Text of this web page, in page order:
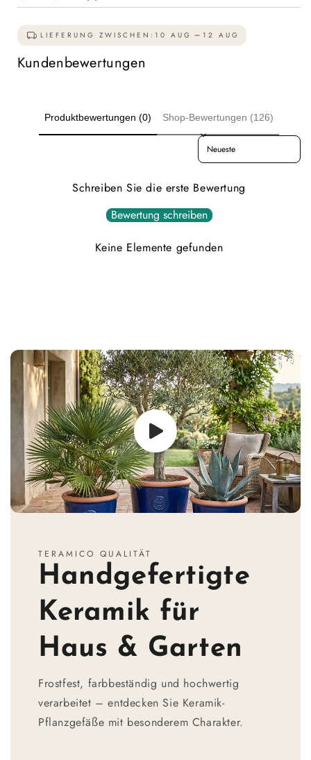
LIEFERUNG ZWISCHEN: 10 AUG 12 AUG
Kundenbewertungen
Produktbewertungen (0) Shop-Bewertungen (126)
Sort reviews by
Schreiben Sie die erste Bewertung
Bewertung schreiben
Keine Elemente gefunden
TERAMICO QUALITÄT
Handgefertigte
Keramik für
Haus & Garten
Frostfest, farbbeständig und hochwertig
verarbeitet – entdecken Sie Keramik-
Pflanzgefäße mit besonderem Charakter.